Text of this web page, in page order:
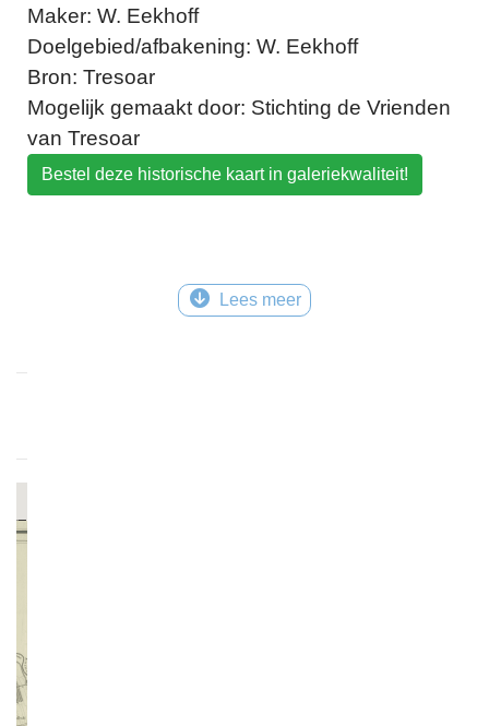
Maker: W. Eekhoff
Doelgebied/afbakening: W. Eekhoff
Bron: Tresoar
Mogelijk gemaakt door: Stichting de Vrienden
van Tresoar
Bestel deze historische kaart in galeriekwaliteit!
Lees meer